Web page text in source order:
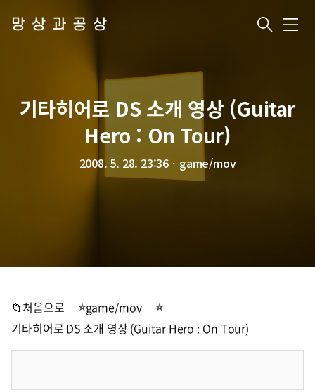
망상과공상 메
기타히어로 DS 소개 영상 (Guitar
Hero : On Tour)
2008. 5. 28. 23:36 ㆍ game/mov
📁처음으로
game/mov
기타히어로 DS 소개 영상 (Guitar Hero : On Tour)